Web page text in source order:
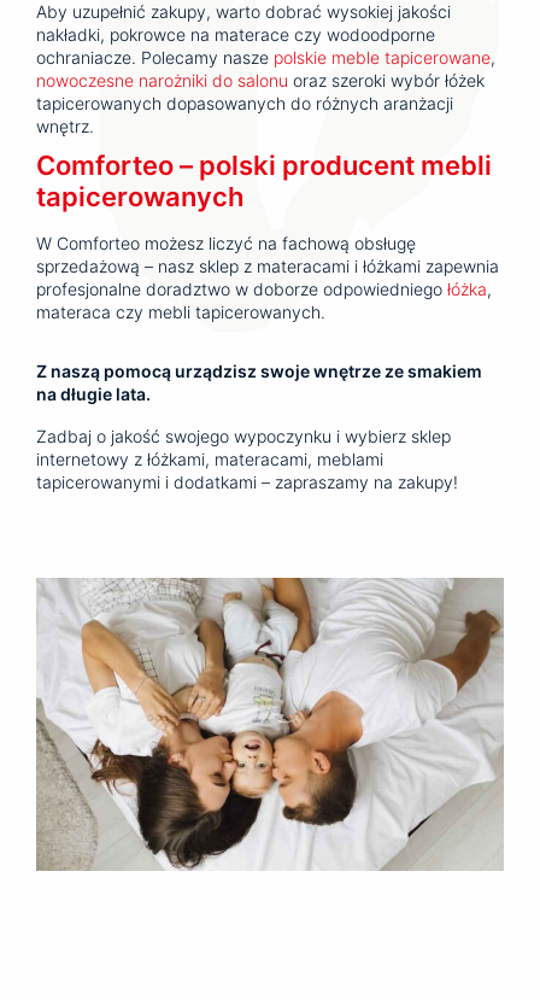
Aby uzupełnić zakupy, warto dobrać wysokiej jakości
nakładki, pokrowce na materace czy wodoodporne
ochraniacze. Polecamy nasze polskie meble tapicerowane,
nowoczesne narożniki do salonu oraz szeroki wybór łóżek
tapicerowanych dopasowanych do różnych aranżacji
wnętrz.
Comforteo – polski producent mebli
tapicerowanych
W Comforteo możesz liczyć na fachową obsługę
sprzedażową – nasz sklep z materacami i łóżkami zapewnia
profesjonalne doradztwo w doborze odpowiedniego łóżka,
materaca czy mebli tapicerowanych.
Z naszą pomocą urządzisz swoje wnętrze ze smakiem
na długie lata.
Zadbaj o jakość swojego wypoczynku i wybierz sklep
internetowy z łóżkami, materacami, meblami
tapicerowanymi i dodatkami – zapraszamy na zakupy!